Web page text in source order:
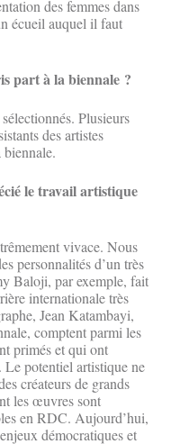
des femmes dans
écueil auquel il faut
part à la biennale ?
Plusieurs
des artistes
le travail artistique
vivace. Nous
personnalités d’un très
Baloji, par exemple, fait
internationale très
Jean Katambayi,
comptent parmi les
primés et qui ont
Le potentiel artistique ne
créateurs de grands
les œuvres sont
en RDC. Aujourd’hui,
démocratiques et